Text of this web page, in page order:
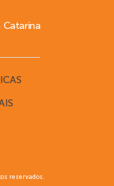
Catarina
reservados.